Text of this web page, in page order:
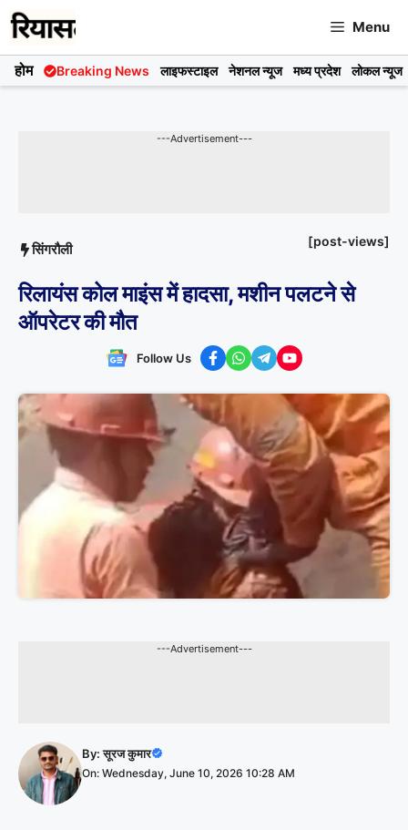
Skip
to
content
Menu
होम Breaking News लाइफस्टाइल नेशनल न्यूज मध्य प्रदेश लोकल न्यूज
---Advertisement---
सिंगरौली [post-views]
रिलायंस कोल माइंस में हादसा, मशीन पलटने से
ऑपरेटर की मौत
Follow Us
---Advertisement---
By:सूरज कुमार
On: Wednesday, June 10, 2026 10:28 AM